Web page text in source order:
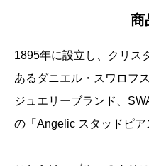
商
1895年に設立し、クリス
あるダニエル・スワロフ
ジュエリーブランド、
の「Angelic スタッドピア